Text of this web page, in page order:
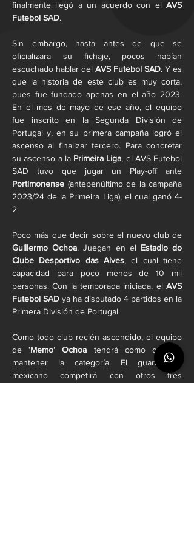
finalmente llegó a un acuerdo con el AVS
Futebol SAD.
Sin embargo, hasta antes de que se
oficializara su fichaje, pocos habían
escuchado hablar del AVS Futebol SAD. Y es
que la historia de este club es muy corta,
pues fue fundado apenas en el año 2023.
En el mes de mayo de ese año, el equipo
fue inscrito en la Segunda División de
Portugal y, en su primera campaña logró el
ascenso al finalizar tercero. Para concretar
su ascenso a la Primeira Liga, el AVS Futebol
Portimonense (antepenúltimo de la campaña
2023/24 de la Primeira Liga), el cual ganó 4-
2.
Guillermo Ochoa. Juegan en el Estadio do
Clube Desportivo das Alves, el cual tiene
capacidad para poco menos de 10 mil
personas. Con la temporada iniciada, el AVS
Futebol SAD ya ha disputado 4 partidos en la
Primera División de Portugal.
Como todo club recién ascendido, el equipo
de ‘Memo’ Ochoa tendrá como objetivo
mantener la categoría. El guardameta
mexicano competirá con otros tres